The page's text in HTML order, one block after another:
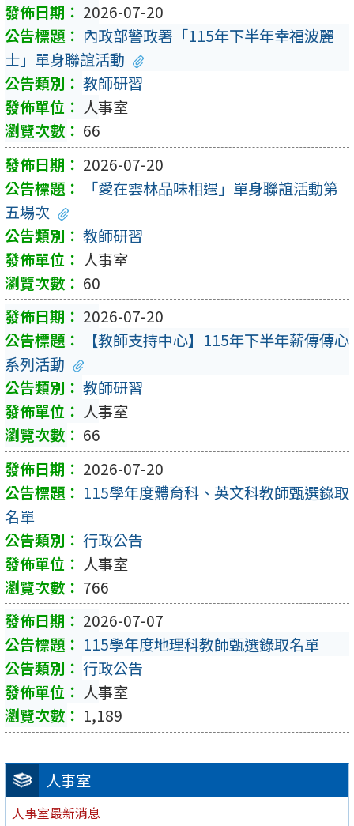
人事室
人事室最新消息
2026-07-20
內政部警政署「115年下半年幸福波麗
士」單身聯誼活動
教師研習
人事室
66
2026-07-20
「愛在雲林品味相遇」單身聯誼活動第
五場次
教師研習
人事室
60
2026-07-20
【教師支持中心】115年下半年薪傳傳心
系列活動
教師研習
人事室
66
2026-07-20
115學年度體育科、英文科教師甄選錄取
名單
行政公告
人事室
766
2026-07-07
115學年度地理科教師甄選錄取名單
行政公告
人事室
1,189